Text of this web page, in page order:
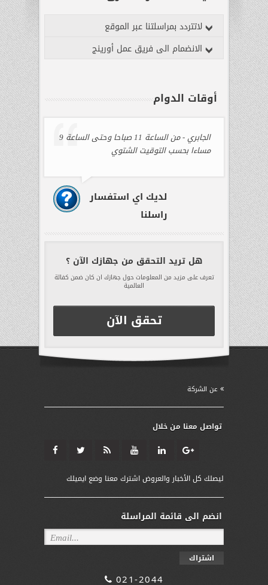
-
الجميلية
الفرقان
الجابري
السليمانية
الشعار
الموكامبو
سيف
الدولة
اتصل
بنا
-
لاتتردد بمراسلتنا عبر الموقع
الانضمام الى فريق عمل أورينج
أوقات الدوام
الجابري - من الساعة 11 صباحا وحتى الساعة 9
مساءا بحسب التوقيت الشتوي
لديك اي استفسار
راسلنا
هل تريد التحقق من جهازك الآن ؟
تعرف على مزيد من المعلومات حول جهازك ان كان ضمن كفالة
العالمية
تحقق الآن
تواصل معنا من خلال
ليصلك كل الأخبار والعروض اشترك معنا وضع ايميلك
انضم الى قائمة المراسلة
اشتراك
021-2044